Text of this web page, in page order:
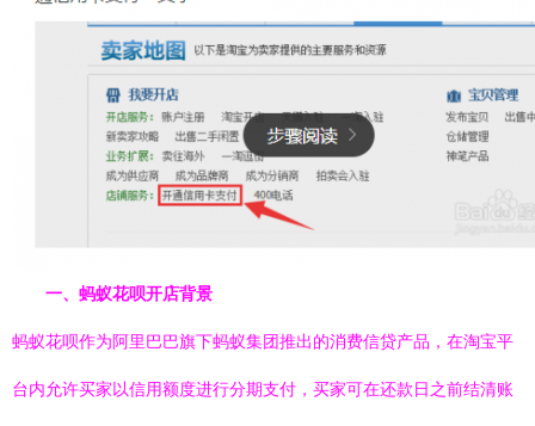
一、蚂蚁花呗开店背景
蚂蚁花呗作为阿里巴巴旗下蚂蚁集团推出的消费信贷产品，在淘宝平
台内允许买家以信用额度进行分期支付，买家可在还款日之前结清账